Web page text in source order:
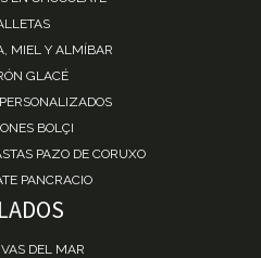
MIEL Y ALMÍBAR
GLACÉ
BOLÇI
PAZO DE CORUXO
PANCRACIO
DEL MAR